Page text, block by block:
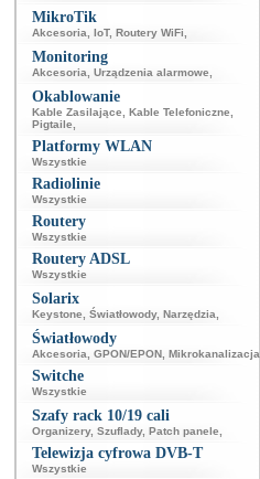
MikroTik
Akcesoria IoT, Routery WiFi
Monitoring
Akcesoria Urządzenia alarmowe
Okablowanie
Kable Zasilające Kable Telefoniczne
Pigtaile
Platformy WLAN
Wszystkie
Radiolinie
Wszystkie
Routery
Wszystkie
Routery ADSL
Wszystkie
Solarix
Keystone Światłowody, Narzędzia
Światłowody
Akcesoria GPON/EPON Mikrokanalizacja
Switche
Wszystkie
Szafy rack 10/19 cali
Organizery, Szuflady, Patch panele
Telewizja cyfrowa DVB-T
Wszystkie